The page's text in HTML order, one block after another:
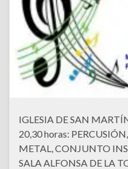
IGLESIA DE SAN
20,30 horas:
METAL, CONJUNTO
SALA ALFONSA DE LA